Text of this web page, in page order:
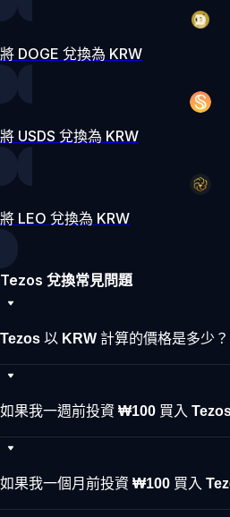
將 DOGE 兌換為 KRW
將 USDS 兌換為 KRW
將 LEO 兌換為 KRW
Tezos 兌換常見問題
Tezos 以 KRW 計算的價格是多少？
如果我一週前投資 ₩100 買入
如果我一個月前投資 ₩100 買入